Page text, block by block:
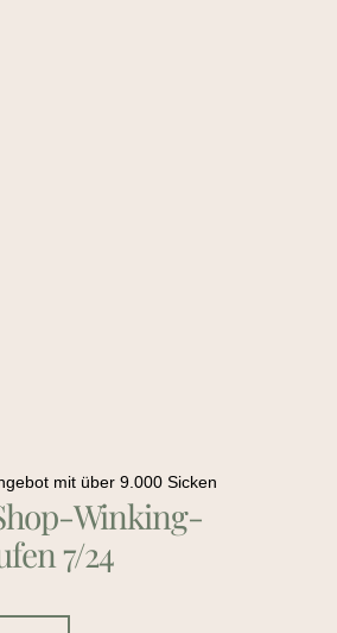
mit über 9.000 Sicken
Winking-
7/24